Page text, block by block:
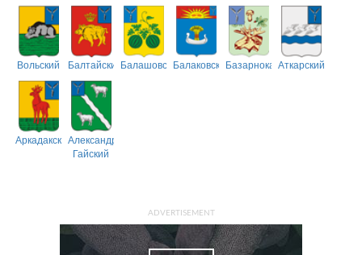
Вольский БалтайскийБалашовскийБалаковскийБазарнокарабулакский
Аткарский
АркадакскийАлександрово-
Гайский
ADVERTISEMENT